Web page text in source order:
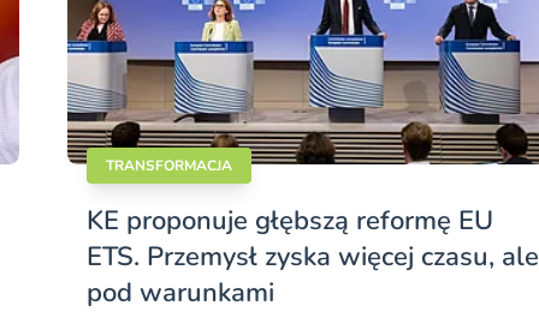
TRANSFORMACJA
KE proponuje głębszą reformę EU
ETS. Przemysł zyska więcej czasu, ale
pod warunkami